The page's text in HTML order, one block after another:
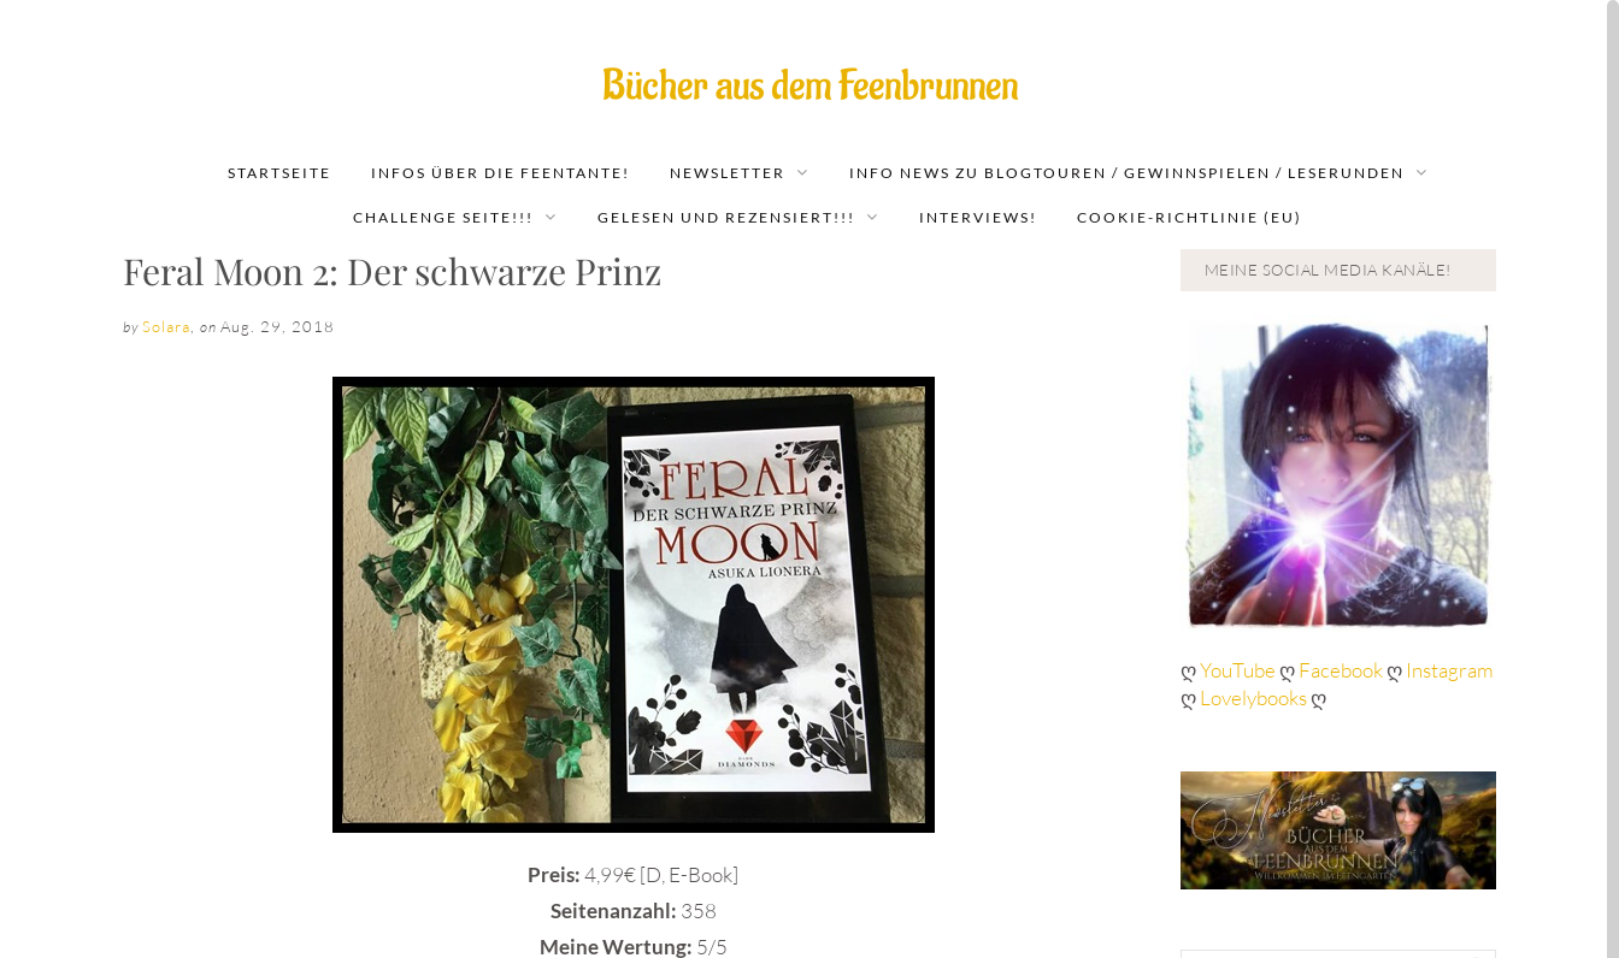
Bücher aus dem Feenbrunnen
STARTSEITE INFOS ÜBER DIE FEENTANTE! NEWSLETTER INFO NEWS ZU BLOGTOUREN / GEWINNSPIELEN / LESERUNDEN
CHALLENGE SEITE!!! GELESEN UND REZENSIERT!!! INTERVIEWS! COOKIE-RICHTLINIE (EU)
Feral Moon 2: Der schwarze Prinz
by Solara on Aug. 29, 2018
Preis:4,99€ [D, E-Book]
Seitenanzahl: 358
Meine Wertung: 5/5
MEINE SOCIAL MEDIA KANÄLE!
ღYouTubeღFacebookღ Instagram
ღLovelybooksღ